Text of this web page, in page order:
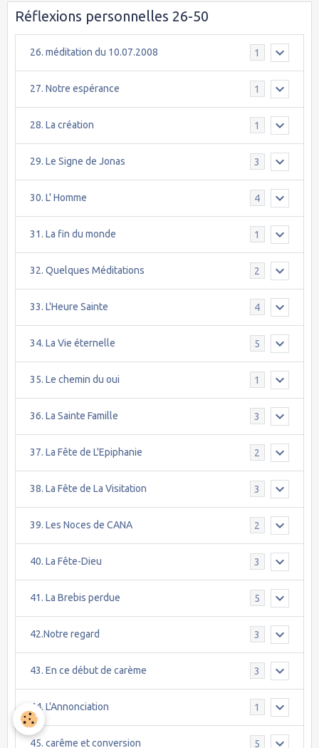
Réflexions personnelles 26-50
26. méditation du 10.07.2008 1
27. Notre espérance 1
28. La création 1
29. Le Signe de Jonas 3
30. L' Homme 4
31. La fin du monde 1
32. Quelques Méditations 2
33. L'Heure Sainte 4
34. La Vie éternelle 5
35. Le chemin du oui 1
36. La Sainte Famille 3
37. La Fête de L'Epiphanie 2
38. La Fête de La Visitation 3
39. Les Noces de CANA 2
40. La Fête-Dieu 3
41. La Brebis perdue 5
42.Notre regard 3
43. En ce début de carème 3
44. L'Annonciation 1
45. carême et conversion 5